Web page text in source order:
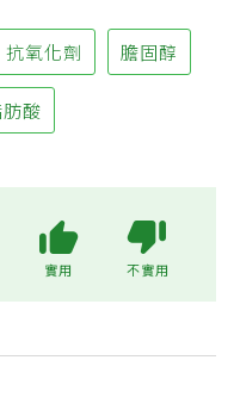
抗氧化劑 膽固醇
酸
實用 不實用